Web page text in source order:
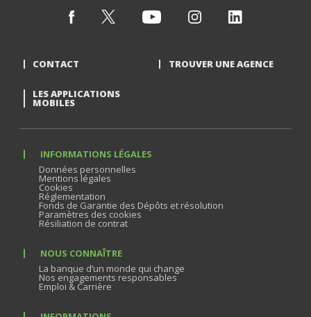
CONTACT TROUVER UNE AGENCE
LES APPLICATIONS
MOBILES
INFORMATIONS LÉGALES
Données personnelles
Mentions légales
Cookies
Réglementation
Fonds de Garantie des Dépôts et résolution
Paramètres des cookies
Résiliation de contrat
NOUS CONNAÎTRE
La banque d’un monde qui change
Nos engagements responsables
Emploi & Carrière